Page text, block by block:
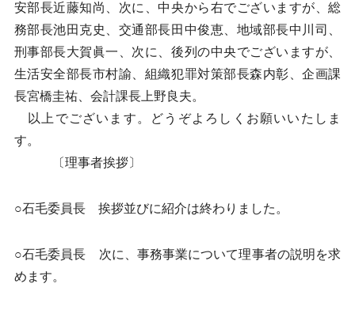
安部長近藤知尚、次に、中央から右でございますが、総
務部長池田克史、交通部長田中俊恵、地域部長中川司、
刑事部長大賀眞一、次に、後列の中央でございますが、
生活安全部長市村諭、組織犯罪対策部長森内彰、企画課
長宮橋圭祐、会計課長上野良夫。
以上でございます。どうぞよろしくお願いいたしま
す。
〔理事者挨拶〕
○石毛委員長 挨拶並びに紹介は終わりました。
○石毛委員長 次に、事務事業について理事者の説明を求
めます。